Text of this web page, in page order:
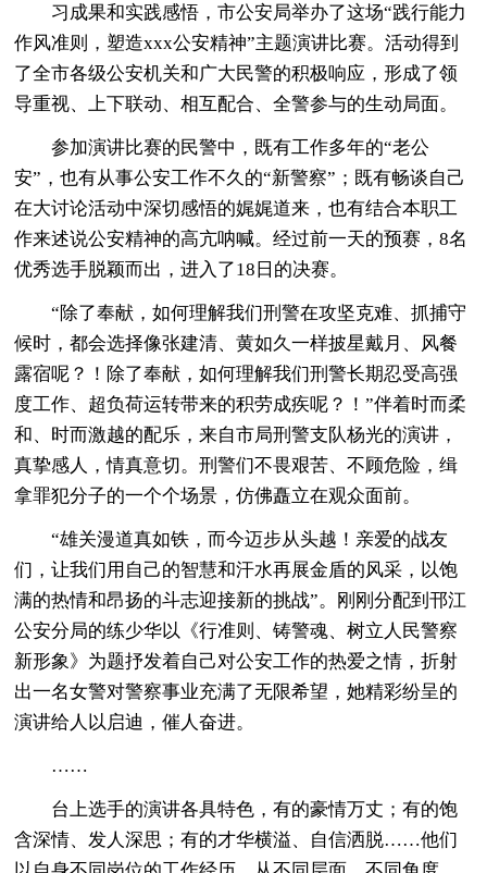
习成果和实践感悟，市公安局举办了这场“践行能力
作风准则，塑造xxx公安精神”主题演讲比赛。活动得到
了全市各级公安机关和广大民警的积极响应，形成了领
导重视、上下联动、相互配合、全警参与的生动局面。
参加演讲比赛的民警中，既有工作多年的“老公
安”，也有从事公安工作不久的“新警察”；既有畅谈自己
在大讨论活动中深切感悟的娓娓道来，也有结合本职工
作来述说公安精神的高亢呐喊。经过前一天的预赛，8名
优秀选手脱颖而出，进入了18日的决赛。
“除了奉献，如何理解我们刑警在攻坚克难、抓捕守
候时，都会选择像张建清、黄如久一样披星戴月、风餐
露宿呢？！除了奉献，如何理解我们刑警长期忍受高强
度工作、超负荷运转带来的积劳成疾呢？！”伴着时而柔
和、时而激越的配乐，来自市局刑警支队杨光的演讲，
真挚感人，情真意切。刑警们不畏艰苦、不顾危险，缉
拿罪犯分子的一个个场景，仿佛矗立在观众面前。
“雄关漫道真如铁，而今迈步从头越！亲爱的战友
们，让我们用自己的智慧和汗水再展金盾的风采，以饱
满的热情和昂扬的斗志迎接新的挑战”。刚刚分配到邗江
公安分局的练少华以《行准则、铸警魂、树立人民警察
新形象》为题抒发着自己对公安工作的热爱之情，折射
出一名女警对警察事业充满了无限希望，她精彩纷呈的
演讲给人以启迪，催人奋进。
……
台上选手的演讲各具特色，有的豪情万丈；有的饱
含深情、发人深思；有的才华横溢、自信洒脱……他们